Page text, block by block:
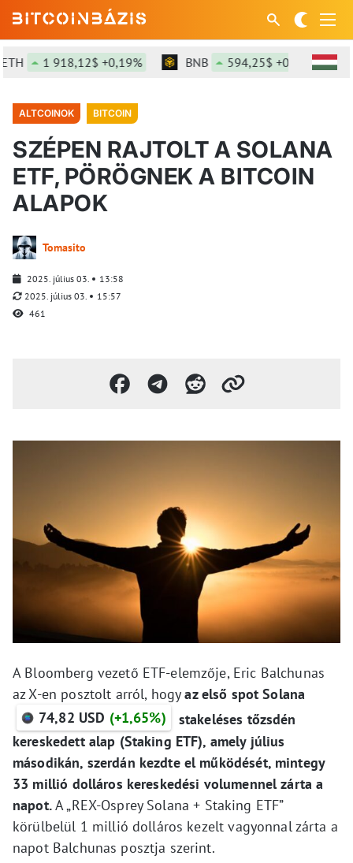
1 918,12$ +0,19% BNB 594,25$ +0,79% SOL
ALTCOINOK BITCOIN
SZÉPEN RAJTOLT A SOLANA
ETF, PÖRÖGNEK A BITCOIN
ALAPOK
Tomasito
2025. július 03.
13:58
2025. július 03.
15:57
461
A Bloomberg vezető ETF-elemzője, Eric Balchunas
az X-en posztolt arról, hogyaz első spot Solana
74,82 USD (+1,65%)
stakeléses tőzsdén
kereskedett alap (Staking ETF), amely július
másodikán, szerdán kezdte el működését, mintegy
33 millió dolláros kereskedési volumennel zárta a
napot.A „REX-Osprey Solana + Staking ETF”
körülbelül 1 millió dolláros kezelt vagyonnal zárta a
napot Balchunas posztja szerint.